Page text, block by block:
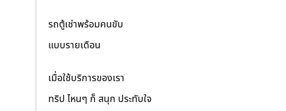
รถตู้เช่าพร้อมคนขับ
แบบรายเดือน
เมื่อใช้บริการของเรา
ทริป ไหนๆ ก็ สนุก ประทับใจ